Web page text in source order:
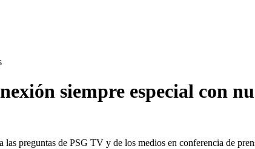
siempre especial con
las preguntas de PSG TV y de los medios en conferencia de